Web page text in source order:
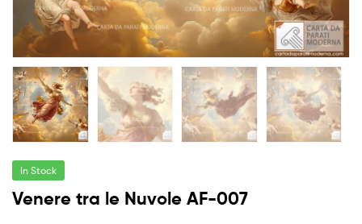
In Stock
Venere tra le Nuvole AF-007